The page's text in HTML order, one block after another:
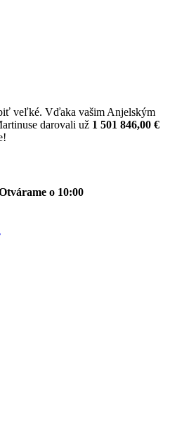
veľké. Vďaka vašim Anjelským
darovali už 1 501 846,00 €
o 10:00